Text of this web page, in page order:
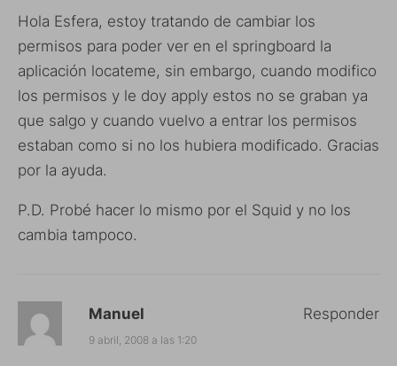
Hola Esfera, estoy tratando de cambiar los
permisos para poder ver en el springboard la
aplicación locateme, sin embargo, cuando modifico
los permisos y le doy apply estos no se graban ya
que salgo y cuando vuelvo a entrar los permisos
estaban como si no los hubiera modificado. Gracias
por la ayuda.
P.D. Probé hacer lo mismo por el Squid y no los
cambia tampoco.
Manuel
9 abril, 2008 a las 1:20
Responder